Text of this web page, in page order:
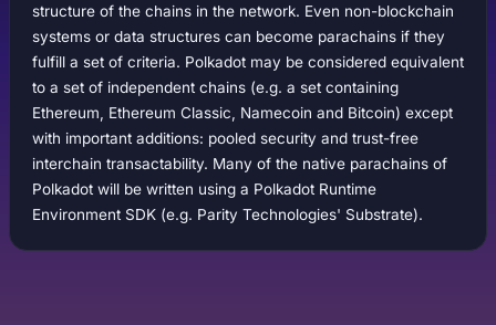
structure of the chains in the network. Even non-blockchain
systems or data structures can become parachains if they
fulfill a set of criteria. Polkadot may be considered equivalent
to a set of independent chains (e.g. a set containing
Ethereum, Ethereum Classic, Namecoin and Bitcoin) except
with important additions: pooled security and trust-free
interchain transactability. Many of the native parachains of
Polkadot will be written using a Polkadot Runtime
Environment SDK (e.g. Parity Technologies' Substrate).